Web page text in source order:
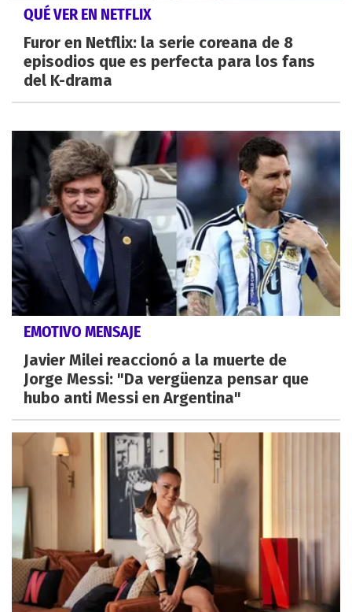
QUÉ VER EN NETFLIX
Furor en Netflix: la serie coreana de 8
episodios que es perfecta para los fans
del K-drama
EMOTIVO MENSAJE
Javier Milei reaccionó a la muerte de
Jorge Messi: "Da vergüenza pensar que
hubo anti Messi en Argentina"